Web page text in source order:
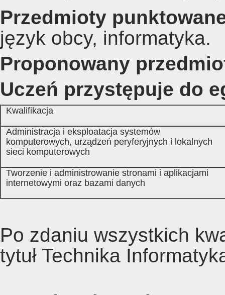
Przedmioty
język obcy, informatyka.
Proponowany
Uczeń przystępuje do
Kwalifikacja
Administracja i eksploatacja systemów
komputerowych, urządzeń peryferyjnych i lokalnych
sieci komputerowych
Tworzenie i administrowanie stronami i aplikacjami
internetowymi oraz bazami danych
Po zdaniu wszystkich
tytuł Technika